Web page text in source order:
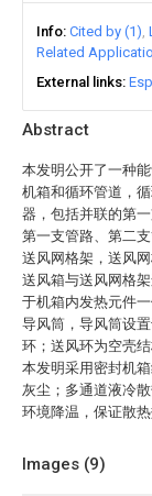
Abstract
本发明公开了一种
机箱和循环管道，
器，包括并联的第
第一支管路、第二
送风网格架，送风
送风箱与送风网格
于机箱内发热元件
导风筒，导风筒设
环；送风环为空壳
本发明采用密封机
灰尘；多通道液冷
环境降温，保证散
Images (9)
Info Cited by (1)
Related
External links